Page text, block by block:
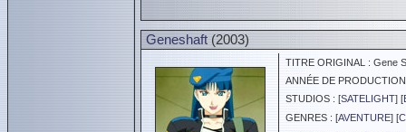
Geneshaft (2003)
TITRE ORIGINAL : Gene
ANNÉE DE
STUDIOS : [SATELIGHT] [
GENRES : [AVENTURE] [